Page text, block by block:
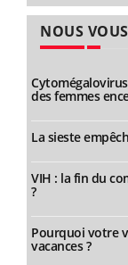
NOUS
des femmes
La sieste
VIH : la fin du
?
Pourquoi votre
vacances ?